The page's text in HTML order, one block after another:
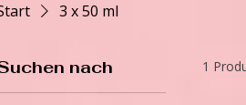
3 x 50 ml
nach 1